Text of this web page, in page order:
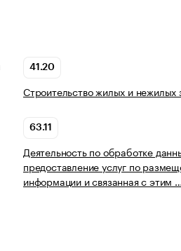
41.20
Строительство жилых и нежилых
63.11
Деятельность по обработке
предоставление услуг по
информации и связанная с этим